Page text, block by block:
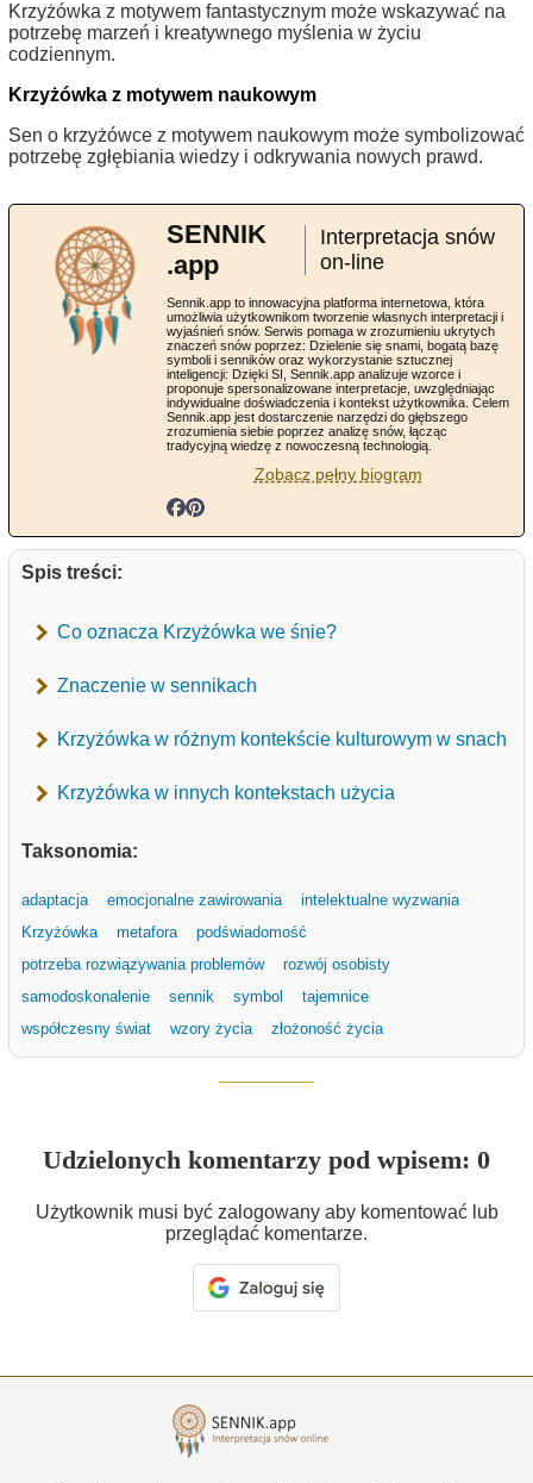
Krzyżówka z motywem fantastycznym może wskazywać na
potrzebę marzeń i kreatywnego myślenia w życiu
codziennym.
Krzyżówka z motywem naukowym
Sen o krzyżówce z motywem naukowym może symbolizować
potrzebę zgłębiania wiedzy i odkrywania nowych prawd.
SENNIK
.app
Interpretacja snów
on-line
Sennik.app to innowacyjna platforma internetowa, która
umożliwia użytkownikom tworzenie własnych interpretacji i
wyjaśnień snów. Serwis pomaga w zrozumieniu ukrytych
znaczeń snów poprzez: Dzielenie się snami, bogatą bazę
symboli i senników oraz wykorzystanie sztucznej
inteligencji: Dzięki SI, Sennik.app analizuje wzorce i
proponuje spersonalizowane interpretacje, uwzględniając
indywidualne doświadczenia i kontekst użytkownika. Celem
Sennik.app jest dostarczenie narzędzi do głębszego
zrozumienia siebie poprzez analizę snów, łącząc
tradycyjną wiedzę z nowoczesną technologią.
Zobacz pełny biogram
Spis treści:
Co oznacza Krzyżówka we śnie?
Znaczenie w sennikach
Krzyżówka w różnym kontekście kulturowym w snach
Krzyżówka w innych kontekstach użycia
Taksonomia:
adaptacja emocjonalne zawirowania
intelektualne wyzwania
Krzyżówka
metafora
podświadomość
potrzeba rozwiązywania problemów
rozwój osobisty
samodoskonalenie
sennik symbol
tajemnice
współczesny świat
wzory życia złożoność życia
Udzielonych komentarzy pod wpisem: 0
Użytkownik musi być zalogowany aby komentować lub
przeglądać komentarze.